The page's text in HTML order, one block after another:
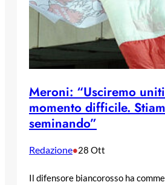
Meroni: “Usciremo
momento difficile.
seminando”
Redazione•28 Ott
Il difensore biancorosso ha